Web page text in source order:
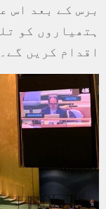
برس کے بعد اس
ہتھیاروں کو
اقدام کریں گے۔